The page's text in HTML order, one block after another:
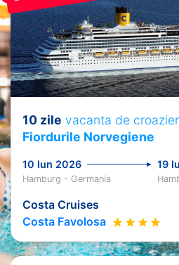
10 zile vacanta de
Fiordurile Norvegiene
10 Iun 2026 19
Hamburg - Germania
Costa Cruises
Costa Favolosa